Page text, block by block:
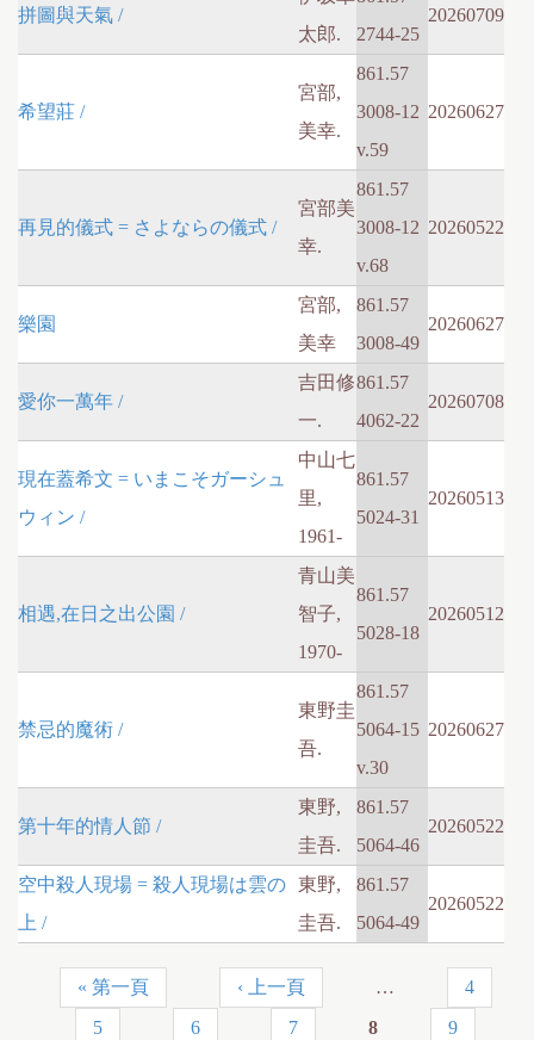
拼圖與天氣 /
太郎.
2744-25
20260709
希望莊 /
宮部,
美幸.
861.57
3008-12
v.59
20260627
再見的儀式 = さよならの儀式 /
宮部美
幸.
861.57
3008-12
v.68
20260522
樂園
宮部,
美幸
861.57
3008-49
20260627
愛你一萬年 /
吉田修
一.
861.57
4062-22
20260708
現在蓋希文 = いまこそガーシュ
ウィン /
中山七
里,
1961-
861.57
5024-31
20260513
相遇,在日之出公園 /
青山美
智子,
1970-
861.57
5028-18
20260512
禁忌的魔術 /
東野圭
吾.
861.57
5064-15
v.30
20260627
第十年的情人節 /
東野,
圭吾.
861.57
5064-46
20260522
空中殺人現場 = 殺人現場は雲の
上 /
東野,
圭吾.
861.57
5064-49
20260522
« 第一頁 ‹ 上一頁 …
4
5
6 7 8
9